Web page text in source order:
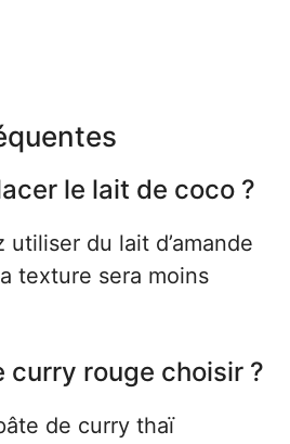
le lait de coco ?
du lait d’amande
texture sera moins
curry rouge choisir ?
de curry thaï